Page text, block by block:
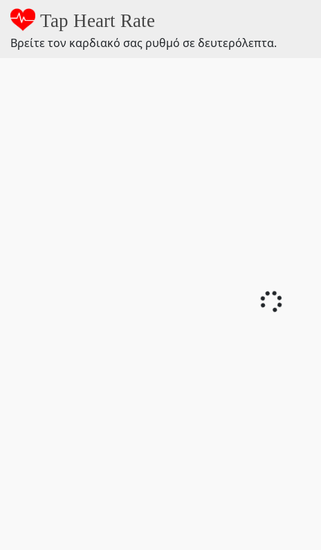
Tap Heart Rate
Βρείτε τον καρδιακό σας ρυθμό σε δευτερόλεπτα.